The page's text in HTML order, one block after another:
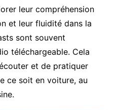
leur compréhension
et leur fluidité dans la
sont souvent
téléchargeable. Cela
et de pratiquer
ce soit en voiture, au